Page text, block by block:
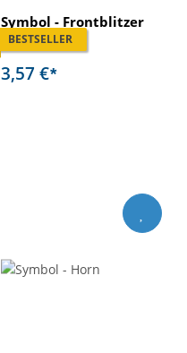
BESTSELLER
Symbol - Frontblitzer
Zustand: neu
3,57 €*